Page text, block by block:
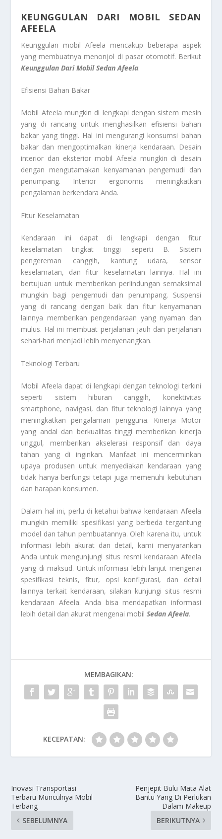
KEUNGGULAN DARI MOBIL SEDAN
AFEELA
Keunggulan mobil Afeela mencakup beberapa aspek
yang membuatnya menonjol di pasar otomotif. Berikut
Keunggulan Dari Mobil Sedan Afeela:
Efisiensi Bahan Bakar
Mobil Afeela mungkin di lengkapi dengan sistem mesin
yang di rancang untuk menghasilkan efisiensi bahan
bakar yang tinggi. Hal ini mengurangi konsumsi bahan
bakar dan mengoptimalkan kinerja kendaraan. Desain
interior dan eksterior mobil Afeela mungkin di desain
dengan mengutamakan kenyamanan pengemudi dan
penumpang. Interior ergonomis meningkatkan
pengalaman berkendara Anda.
Fitur Keselamatan
Kendaraan ini dapat di lengkapi dengan fitur
keselamatan tingkat tinggi seperti B. Sistem
pengereman canggih, kantung udara, sensor
keselamatan, dan fitur keselamatan lainnya. Hal ini
bertujuan untuk memberikan perlindungan semaksimal
mungkin bagi pengemudi dan penumpang. Suspensi
yang di rancang dengan baik dan fitur kenyamanan
lainnya memberikan pengendaraan yang nyaman dan
mulus. Hal ini membuat perjalanan jauh dan perjalanan
sehari-hari menjadi lebih menyenangkan.
Teknologi Terbaru
Mobil Afeela dapat di lengkapi dengan teknologi terkini
seperti sistem hiburan canggih, konektivitas
smartphone, navigasi, dan fitur teknologi lainnya yang
meningkatkan pengalaman pengguna. Kinerja Motor
yang andal dan berkualitas tinggi memberikan kinerja
unggul, memberikan akselerasi responsif dan daya
tahan yang di inginkan. Manfaat ini mencerminkan
upaya produsen untuk menyediakan kendaraan yang
tidak hanya berfungsi tetapi juga memenuhi kebutuhan
dan harapan konsumen.
Dalam hal ini, perlu di ketahui bahwa kendaraan Afeela
mungkin memiliki spesifikasi yang berbeda tergantung
model dan tahun pembuatannya. Oleh karena itu, untuk
informasi lebih akurat dan detail, kami menyarankan
Anda untuk mengunjungi situs resmi kendaraan Afeela
yang di maksud. Untuk informasi lebih lanjut mengenai
spesifikasi teknis, fitur, opsi konfigurasi, dan detail
lainnya terkait kendaraan, silakan kunjungi situs resmi
kendaraan Afeela. Anda bisa mendapatkan informasi
lebih detail dan akurat mengenai mobilSedan Afeela.
MEMBAGIKAN:
KECEPATAN:
Inovasi Transportasi
Terbaru Munculnya Mobil
Terbang
SEBELUMNYA
Penjepit Bulu Mata Alat
Bantu Yang Di Perlukan
Dalam Makeup
BERIKUTNYA